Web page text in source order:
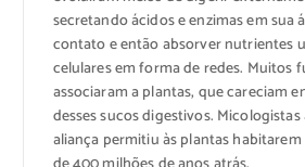
secretando ácidos e enzimas em sua
contato e então absorver nutrientes
celulares em forma de redes. Muitos
associaram a plantas, que careciam
desses sucos digestivos.
aliança permitiu às plantas